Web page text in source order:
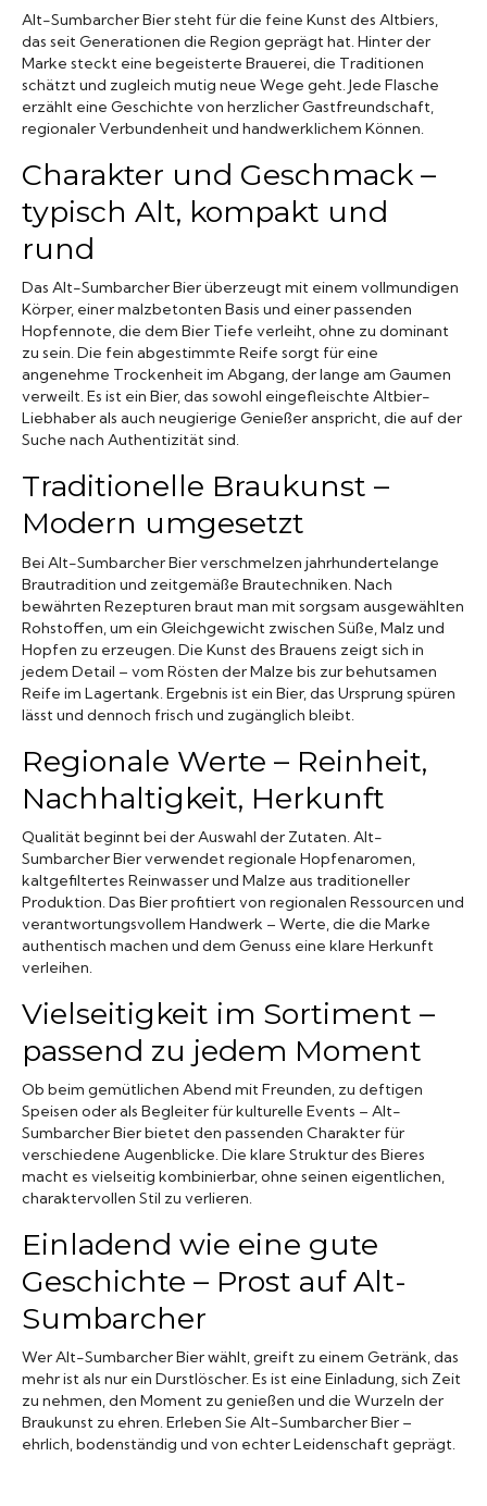
Alt-Sumbarcher Bier steht für die feine Kunst des Altbiers,
das seit Generationen die Region geprägt hat. Hinter der
Marke steckt eine begeisterte Brauerei, die Traditionen
schätzt und zugleich mutig neue Wege geht. Jede Flasche
erzählt eine Geschichte von herzlicher Gastfreundschaft,
regionaler Verbundenheit und handwerklichem Können.
Charakter und Geschmack –
typisch Alt, kompakt und
rund
Das Alt-Sumbarcher Bier überzeugt mit einem vollmundigen
Körper, einer malzbetonten Basis und einer passenden
Hopfennote, die dem Bier Tiefe verleiht, ohne zu dominant
zu sein. Die fein abgestimmte Reife sorgt für eine
angenehme Trockenheit im Abgang, der lange am Gaumen
verweilt. Es ist ein Bier, das sowohl eingefleischte Altbier-
Liebhaber als auch neugierige Genießer anspricht, die auf der
Suche nach Authentizität sind.
Traditionelle Braukunst –
Modern umgesetzt
Bei Alt-Sumbarcher Bier verschmelzen jahrhundertelange
Brautradition und zeitgemäße Brautechniken. Nach
bewährten Rezepturen braut man mit sorgsam ausgewählten
Rohstoffen, um ein Gleichgewicht zwischen Süße, Malz und
Hopfen zu erzeugen. Die Kunst des Brauens zeigt sich in
jedem Detail – vom Rösten der Malze bis zur behutsamen
Reife im Lagertank. Ergebnis ist ein Bier, das Ursprung spüren
lässt und dennoch frisch und zugänglich bleibt.
Regionale Werte – Reinheit,
Nachhaltigkeit, Herkunft
Qualität beginnt bei der Auswahl der Zutaten. Alt-
Sumbarcher Bier verwendet regionale Hopfenaromen,
kaltgefiltertes Reinwasser und Malze aus traditioneller
Produktion. Das Bier profitiert von regionalen Ressourcen und
verantwortungsvollem Handwerk – Werte, die die Marke
authentisch machen und dem Genuss eine klare Herkunft
verleihen.
Vielseitigkeit im Sortiment –
passend zu jedem Moment
Ob beim gemütlichen Abend mit Freunden, zu deftigen
Speisen oder als Begleiter für kulturelle Events – Alt-
Sumbarcher Bier bietet den passenden Charakter für
verschiedene Augenblicke. Die klare Struktur des Bieres
macht es vielseitig kombinierbar, ohne seinen eigentlichen,
charaktervollen Stil zu verlieren.
Einladend wie eine gute
Geschichte – Prost auf Alt-
Sumbarcher
Wer Alt-Sumbarcher Bier wählt, greift zu einem Getränk, das
mehr ist als nur ein Durstlöscher. Es ist eine Einladung, sich Zeit
zu nehmen, den Moment zu genießen und die Wurzeln der
Braukunst zu ehren. Erleben Sie Alt-Sumbarcher Bier –
ehrlich, bodenständig und von echter Leidenschaft geprägt.